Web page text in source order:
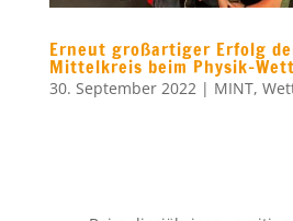
Erneut großartiger Erfolg
Mittelkreis beim Physik-
30. September 2022| MINT,